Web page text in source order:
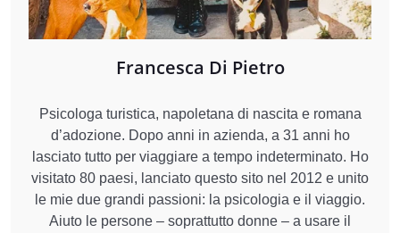
Francesca Di Pietro
Psicologa turistica, napoletana di nascita e romana
d’adozione. Dopo anni in azienda, a 31 anni ho
lasciato tutto per viaggiare a tempo indeterminato. Ho
visitato 80 paesi, lanciato questo sito nel 2012 e unito
le mie due grandi passioni: la psicologia e il viaggio.
Aiuto le persone – soprattutto donne – a usare il